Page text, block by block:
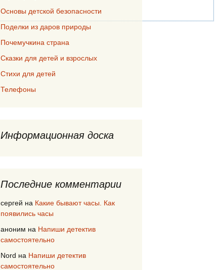
Основы детской безопасности
Поделки из даров природы
Почемучкина страна
Сказки для детей и взрослых
Стихи для детей
Телефоны
Информационная доска
Последние комментарии
сергей на Какие бывают часы. Как
появились часы
аноним на Напиши детектив
самостоятельно
Nord на Напиши детектив
самостоятельно